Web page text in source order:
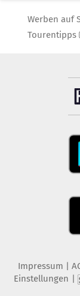
Werben auf
Tourentipps
Impressum
Einstellungen